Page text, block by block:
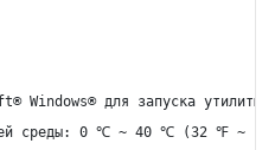
Windows® для запуска утилиты
среды: 0 ℃ ~ 40 ℃ (32 ℉ ~